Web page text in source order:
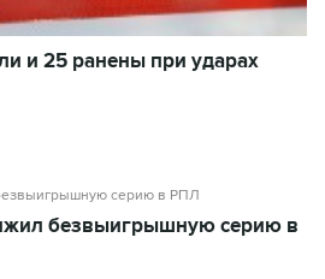
и 25 ранены при ударах
безвыигрышную серию в